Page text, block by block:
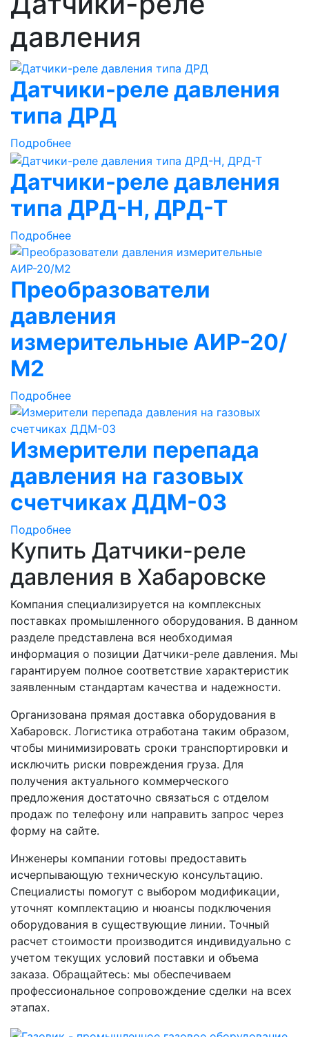
давления
Датчики-реле давления
типа ДРД
Подробнее
Датчики-реле давления
типа ДРД-Н, ДРД-Т
Подробнее
Преобразователи
давления
измерительные АИР-20/
М2
Подробнее
Измерители перепада
давления на газовых
счетчиках ДДМ-03
Подробнее
Купить Датчики-реле
давления в Хабаровске
Компания специализируется на комплексных
поставках промышленного оборудования. В данном
разделе представлена вся необходимая
информация о позиции Датчики-реле давления. Мы
гарантируем полное соответствие характеристик
заявленным стандартам качества и надежности.
Организована прямая доставка оборудования в
Хабаровск. Логистика отработана таким образом,
чтобы минимизировать сроки транспортировки и
исключить риски повреждения груза. Для
получения актуального коммерческого
предложения достаточно связаться с отделом
продаж по телефону или направить запрос через
форму на сайте.
Инженеры компании готовы предоставить
исчерпывающую техническую консультацию.
Специалисты помогут с выбором модификации,
уточнят комплектацию и нюансы подключения
оборудования в существующие линии. Точный
расчет стоимости производится индивидуально с
учетом текущих условий поставки и объема
заказа. Обращайтесь: мы обеспечиваем
профессиональное сопровождение сделки на всех
этапах.